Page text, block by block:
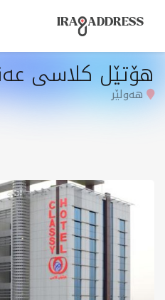
هۆتێل کلاسی
هەولێر